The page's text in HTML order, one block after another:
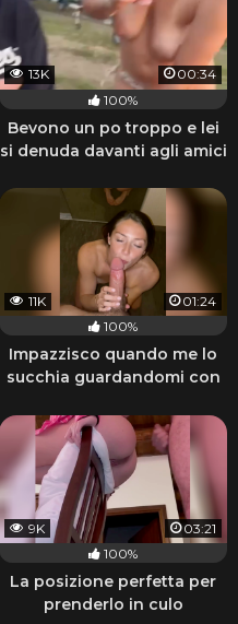
13K
00:34
100%
Bevono un po troppo e lei
si denuda davanti agli amici
11K
01:24
100%
Impazzisco quando me lo
succhia guardandomi con
9K
03:21
100%
La posizione perfetta per
prenderlo in culo